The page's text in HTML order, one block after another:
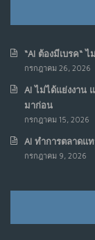
“AI ต้องมีเบรค“
กรกฎาคม 26, 2026
AI ไม่ได้แย่งงาน
มาก่อน
กรกฎาคม 15, 2026
AI ทำการตลาดแ
กรกฎาคม 9, 2026